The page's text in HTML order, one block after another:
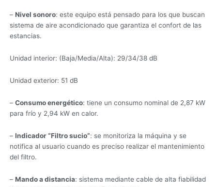
– Nivel sonoro: este equipo está pensado para los que buscan
sistema de aire acondicionado que garantiza el confort de las
estancias.
Unidad interior: (Baja/Media/Alta): 29/34/38 dB
Unidad exterior: 51 dB
– Consumo energético: tiene un consumo nominal de 2,87 kW
para frío y 2,94 kW en calor.
– Indicador “Filtro sucio”: se monitoriza la máquina y se
notifica al usuario cuando es preciso realizar el mantenimiento
del filtro.
– Mando a distancia: sistema mediante cable de alta fiabilidad